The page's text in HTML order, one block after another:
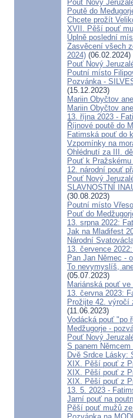
Pouť Nový
Poutě do
Chcete prožít
XVII. Pěší pouť
Úplně poslední
Zasvěcení všech
2024) (06.02.2024)
Pouť Nový
Poutní místo
Pozvánka -
(15.12.2023)
Mariin Obyčtov
Mariin Obyčtov
13. října 2023 -
Říjnové poutě do
Fatimská pouť do
Vzpomínky na
Ohlédnutí za III.
Pouť k
12. národní pouť
Pouť Nový
SLAVNOSTNÍ
(30.08.2023)
Poutní místo
Pouť do
13. srpna 2022:
Jak na Mladifest
Národní
13. července
Pan Jan Němec -
To nevymyslíš,
(05.07.2023)
Mariánská pouť
13. června 2023:
Prožijte 42. výročí
(11.06.2023)
Vodácká pouť "po
Medžugorje -
Pouť Nový
S panem
Dvě Srdce Lásky:
XIX. Pěší pouť z
XIX. Pěší pouť z
XIX. Pěší pouť z
13. 5. 2023 -
Jarní pouť na
Pěší pouť mužů